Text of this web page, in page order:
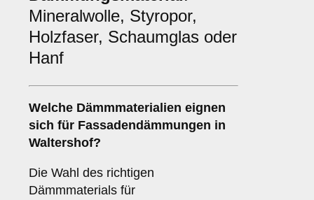
Mineralwolle, Styropor,
Holzfaser, Schaumglas oder
Hanf
Welche Dämmmaterialien eignen
sich für Fassadendämmungen in
Waltershof?
Die Wahl des richtigen
Dämmmaterials für